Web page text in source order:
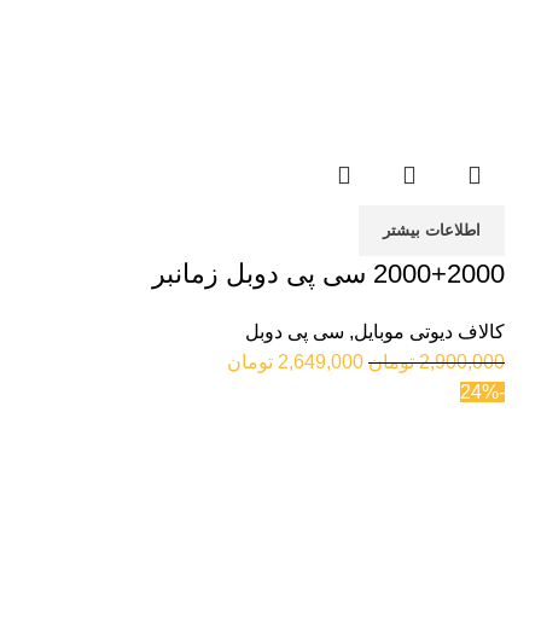
اطلاعات بیشتر
2000+2000 سی پی دوبل زمانبر
کالاف دیوتی موبایل, سی پی دوبل
2,900,000 تومان 2,649,000 تومان
-24%